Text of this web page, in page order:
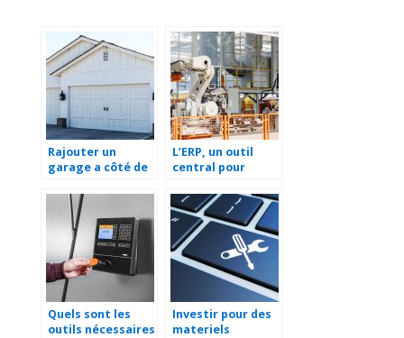
Rajouter un
garage a côté de
L’ERP, un outil
central pour
gestion d’une
entreprise
Quels sont les
outils nécessaires
Investir pour des
materiels